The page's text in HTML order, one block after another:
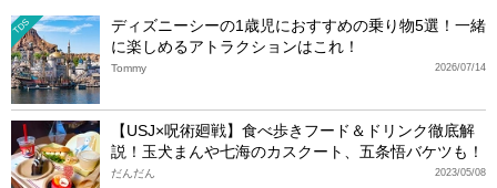
TDS
ディズニーシーの1歳児におすすめの乗り物5選！一緒
に楽しめるアトラクションはこれ！
2026/07/14
Tommy
【USJ×呪術廻戦】食べ歩きフード＆ドリンク徹底解
説！玉犬まんや七海のカスクート、五条悟バケツも！
2023/05/08
だんだん